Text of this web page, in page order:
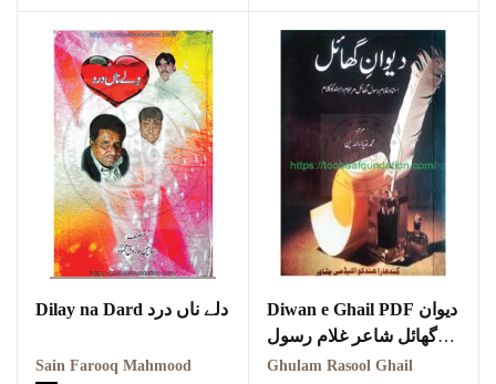
Dilay na Dard دلے ناں درد
Sain Farooq Mahmood
Diwan e Ghail PDF دیوان
گھائل شاعر غلام رسول
گھائل
Ghulam Rasool Ghail